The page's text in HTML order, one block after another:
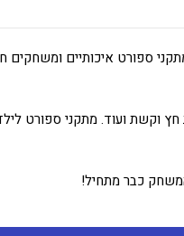
ספורט איכותיים ומשחקים
חץ וקשת ועוד. מתקני ספורט
כבר מתחיל!